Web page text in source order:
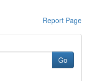
Report Page
Go